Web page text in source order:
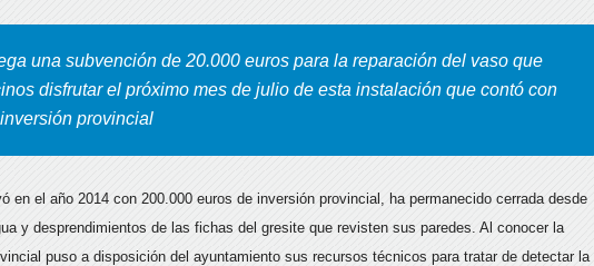
una subvención de 20.000 euros para la reparación del vaso que
disfrutar el próximo mes de julio de esta instalación que contó con
provincial
en el año 2014 con 200.000 euros de inversión provincial, ha permanecido cerrada desde
y desprendimientos de las fichas del gresite que revisten sus paredes. Al conocer la
puso a disposición del ayuntamiento sus recursos técnicos para tratar de detectar la